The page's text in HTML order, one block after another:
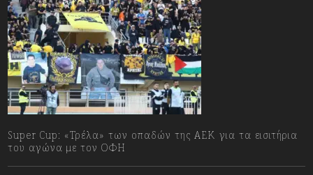
Super Cup: «Τρέλα» των οπαδών της ΑΕΚ για τα εισιτήρια
του αγώνα με τον ΟΦΗ